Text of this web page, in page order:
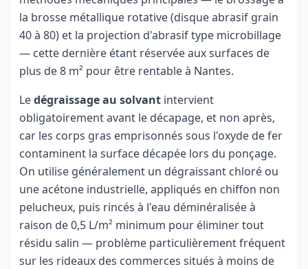
la brosse métallique rotative (disque abrasif grain
40 à 80) et la projection d'abrasif type microbillage
— cette dernière étant réservée aux surfaces de
plus de 8 m² pour être rentable à Nantes.
Ledégraissage au solvant intervient
obligatoirement avant le décapage, et non après,
car les corps gras emprisonnés sous l'oxyde de fer
contaminent la surface décapée lors du ponçage.
On utilise généralement un dégraissant chloré ou
une acétone industrielle, appliqués en chiffon non
pelucheux, puis rincés à l'eau déminéralisée à
raison de 0,5 L/m² minimum pour éliminer tout
résidu salin — problème particulièrement fréquent
sur les rideaux des commerces situés à moins de